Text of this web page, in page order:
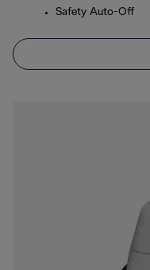
Safety Auto-Off